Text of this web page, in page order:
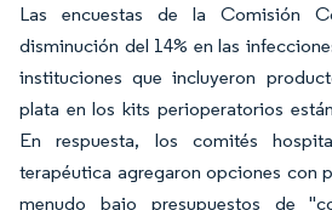
Las encuestas de la Comisión
disminución del 14% en las
instituciones que incluyeron
plata en los kits perioperatorios
En respuesta, los comités
terapéutica agregaron opciones con
menudo bajo presupuestos de